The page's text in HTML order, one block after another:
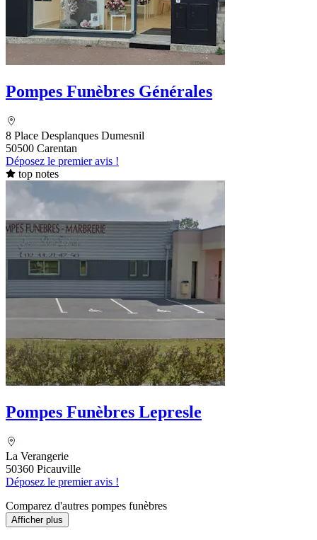
Pompes Funèbres Générales
8 Place Desplanques Dumesnil
50500 Carentan
Déposez le premier avis !
top notes
Pompes Funèbres Lepresle
La Verangerie
50360 Picauville
Déposez le premier avis !
Comparez d'autres pompes funèbres
Afficher plus